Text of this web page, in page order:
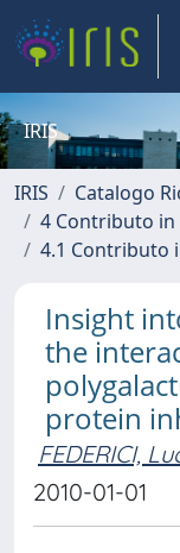
IRIS
IRIS
Catalogo
4 Contributo in
4.1 Contributo
Insight
the
protein
FEDERICI,
2010-01-01